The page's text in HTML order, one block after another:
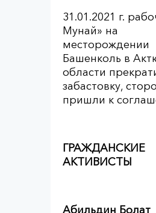
31.01.2021 г.
Мунай» на
месторождении
Башенколь в
области
забастовку,
пришли к
ГРАЖДАНСКИЕ
АКТИВИСТЫ
Абильдин Болат